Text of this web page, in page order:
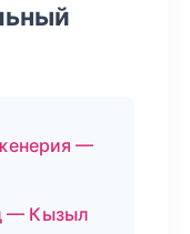
—
— Кызыл